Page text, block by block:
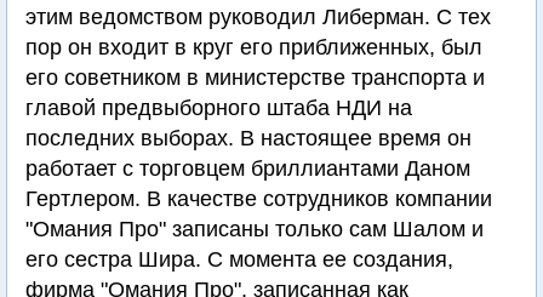
этим ведомством руководил Либерман. С тех
пор он входит в круг его приближенных, был
его советником в министерстве транспорта и
главой предвыборного штаба НДИ на
последних выборах. В настоящее время он
работает с торговцем бриллиантами Даном
Гертлером. В качестве сотрудников компании
"Омания Про" записаны только сам Шалом и
его сестра Шира. С момента ее создания,
фирма "Омания Про", записанная как